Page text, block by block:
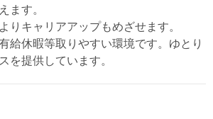
ます。
りキャリアアップもめざせます。
給休暇等取りやすい環境です。ゆとり
を提供しています。